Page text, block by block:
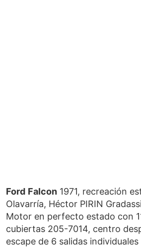
Ford Falcon 1971, recreación
Olavarría, Héctor PIRIN
Motor en perfecto estado con
cubiertas 205-7014, centro
escape de 6 salidas